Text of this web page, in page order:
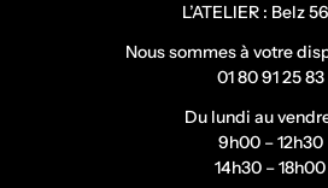
L’ATELIER : Belz
Nous sommes à votre
01 80 91 25 83
Du lundi au
9h00 – 12h30
14h30 – 18h00